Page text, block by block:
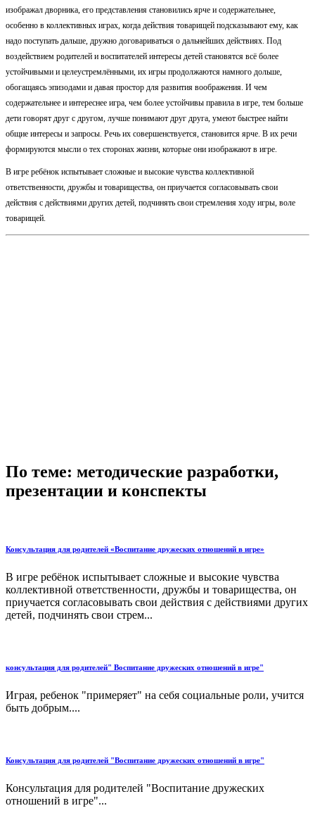
изображал дворника, его представления становились ярче и содержательнее,
особенно в коллективных играх, когда действия товарищей подсказывают ему, как
надо поступать дальше, дружно договариваться о дальнейших действиях. Под
воздействием родителей и воспитателей интересы детей становятся всё более
устойчивыми и целеустремлёнными, их игры продолжаются намного дольше,
обогащаясь эпизодами и давая простор для развития воображения. И чем
содержательнее и интереснее игра, чем более устойчивы правила в игре, тем больше
дети говорят друг с другом, лучше понимают друг друга, умеют быстрее найти
общие интересы и запросы. Речь их совершенствуется, становится ярче. В их речи
формируются мысли о тех сторонах жизни, которые они изображают в игре.
В игре ребёнок испытывает сложные и высокие чувства коллективной
ответственности, дружбы и товарищества, он приучается согласовывать свои
действия с действиями других детей, подчинять свои стремления ходу игры, воле
товарищей.
По теме: методические разработки,
презентации и конспекты
Консультация для родителей «Воспитание дружеских отношений в игре»
В игре ребёнок испытывает сложные и высокие чувства
коллективной ответственности, дружбы и товарищества, он
приучается согласовывать свои действия с действиями других
детей, подчинять свои стрем...
консультация для родителей" Воспитание дружеских отношений в игре"
Играя, ребенок "примеряет" на себя социальные роли, учится
быть добрым....
Консультация для родителей "Воспитание дружеских отношений в игре"
Консультация для родителей "Воспитание дружеских
отношений в игре"...